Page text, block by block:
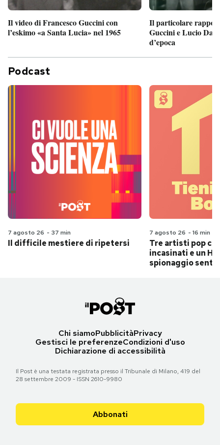
Il video di Francesco Guccini con
l’eskimo «a Santa Lucia» nel 1965
Il particolare
Guccini e Lucio
d’epoca
Podcast
7 agosto 26 - 37 min
Il difficile mestiere di ripetersi
7 agosto 26 - 16 min
Tre artisti pop
incasinati e un
spionaggio
Chi siamoPubblicitàPrivacy
Gestisci le preferenzeCondizioni d'uso
Dichiarazione di accessibilità
Il Post è una testata registrata presso il Tribunale di Milano, 419 del
28 settembre 2009 - ISSN 2610-9980
Abbonati